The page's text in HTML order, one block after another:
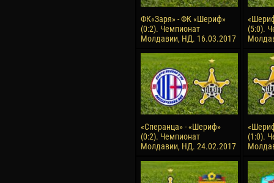
ФК«Заря» - ФК «Шериф»
(0:2). Чемпионат
Молдавии, НД. 16.03.2017
(5:0).
«Сперанца» - «Шериф»
(0:2). Чемпионат
Молдавии, НД. 24.02.2017
(1:0).